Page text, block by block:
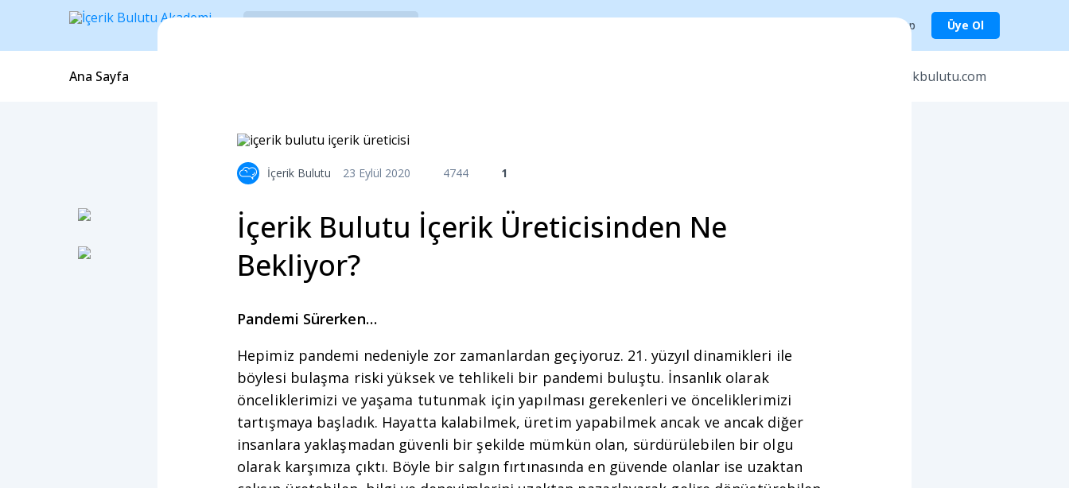
Giriş Yap Üye Ol
Ana Sayfa icerikbulutu.com
İçerik Bulutu 23 Eylül 2020 4744 1
İçerik Bulutu İçerik Üreticisinden Ne
Bekliyor?
Pandemi Sürerken…
Hepimiz pandemi nedeniyle zor zamanlardan geçiyoruz. 21. yüzyıl dinamikleri ile
böylesi bulaşma riski yüksek ve tehlikeli bir pandemi buluştu. İnsanlık olarak
önceliklerimizi ve yaşama tutunmak için yapılması gerekenleri ve önceliklerimizi
tartışmaya başladık. Hayatta kalabilmek, üretim yapabilmek ancak ve ancak diğer
insanlara yaklaşmadan güvenli bir şekilde mümkün olan, sürdürülebilen bir olgu
olarak karşımıza çıktı. Böyle bir salgın fırtınasında en güvende olanlar ise uzaktan